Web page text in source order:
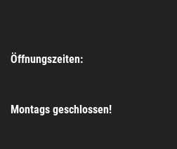
Öffnungszeiten:
Montags geschlossen!